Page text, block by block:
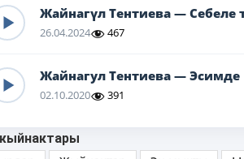
Жайнагүл Тентиева — Себеле
26.04.2024 467
Жайнагул Тентиева — Эсимде
02.10.2020 391